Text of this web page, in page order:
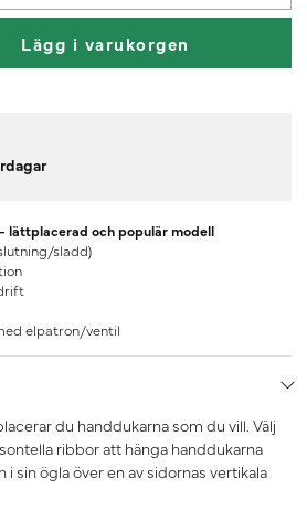
Lägg i varukorgen
lättplacerad och populär modell
sladd)
elpatron/ventil
du handdukarna som du vill. Välj
ribbor att hänga handdukarna
sin ögla över en av sidornas vertikala